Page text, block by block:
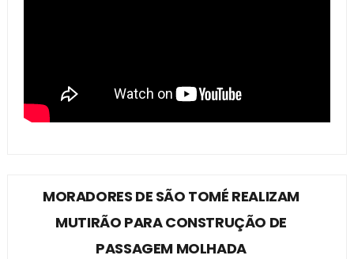
MORADORES DE SÃO TOMÉ REALIZAM
MUTIRÃO PARA CONSTRUÇÃO DE
PASSAGEM MOLHADA